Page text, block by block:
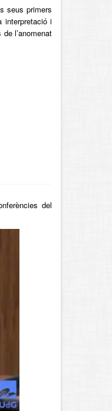
seus primers
interpretació i
l’anomenat
del